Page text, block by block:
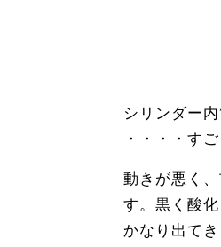
シリンダー
・・・・す
動きが悪く
す。黒く酸
かなり出て